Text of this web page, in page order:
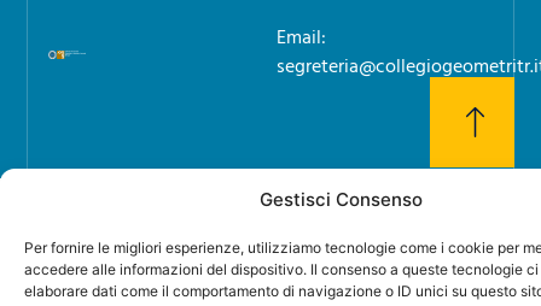
Gestisci Consenso
Per fornire le migliori esperienze, utilizziamo tecnologie come i cookie per
accedere alle informazioni del dispositivo. Il consenso a queste tecnologie
elaborare dati come il comportamento di navigazione o ID unici su questo
Email: